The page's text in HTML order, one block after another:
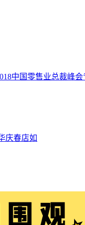
中国零售业总裁峰
庆春店如